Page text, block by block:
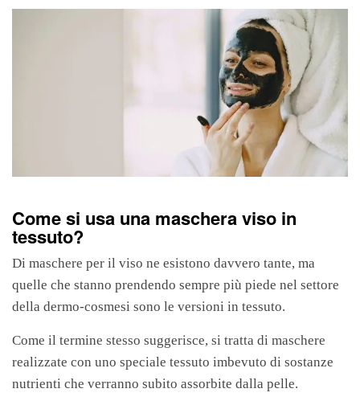
Come si usa una maschera viso in
tessuto?
Di maschere per il viso ne esistono davvero tante, ma
quelle che stanno prendendo sempre più piede nel settore
della dermo-cosmesi sono le versioni in tessuto.
Come il termine stesso suggerisce, si tratta di maschere
realizzate con uno speciale tessuto imbevuto di sostanze
nutrienti che verranno subito assorbite dalla pelle.